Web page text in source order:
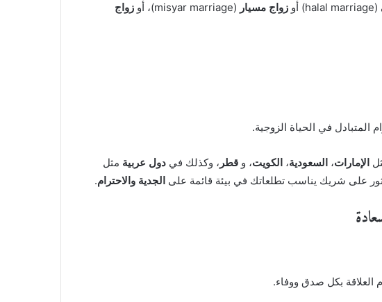
(halal marriage) أو زواج مسيار (misyar marriage)، أو
زواج
المتبادل في الحياة الزوجية.
الإمارات، السعودية، الكويت، و قطر ، وكذلك في دول عربية مثل
على شريك يناسب تطلعاتك في بيئة قائمة على الجدية والاحترام.
العلاقة بكل صدق ووفاء.